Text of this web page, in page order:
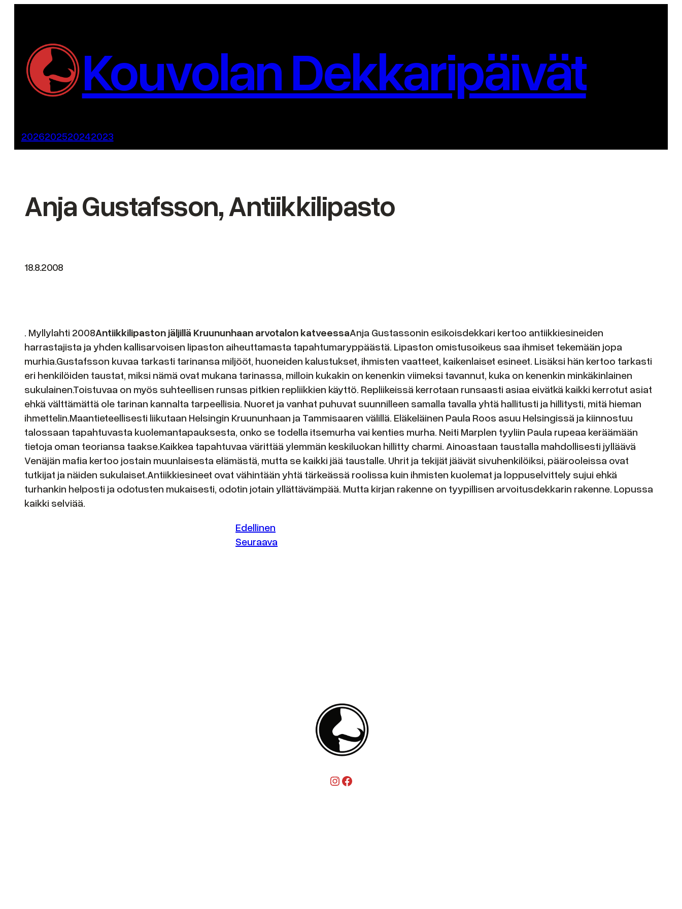
Kouvolan Dekkaripäivät
2026202520242023
Anja Gustafsson, Antiikkilipasto
18.8.2008
. Myllylahti 2008Antiikkilipaston jäljillä Kruununhaan arvotalon katveessaAnja Gustassonin esikoisdekkari kertoo antiikkiesineiden
harrastajista ja yhden kallisarvoisen lipaston aiheuttamasta tapahtumaryppäästä. Lipaston omistusoikeus saa ihmiset tekemään jopa
murhia.Gustafsson kuvaa tarkasti tarinansa miljööt, huoneiden kalustukset, ihmisten vaatteet, kaikenlaiset esineet. Lisäksi hän kertoo tarkasti
eri henkilöiden taustat, miksi nämä ovat mukana tarinassa, milloin kukakin on kenenkin viimeksi tavannut, kuka on kenenkin minkäkinlainen
sukulainen.Toistuvaa on myös suhteellisen runsas pitkien repliikkien käyttö. Repliikeissä kerrotaan runsaasti asiaa eivätkä kaikki kerrotut asiat
ehkä välttämättä ole tarinan kannalta tarpeellisia. Nuoret ja vanhat puhuvat suunnilleen samalla tavalla yhtä hallitusti ja hillitysti, mitä hieman
ihmettelin.Maantieteellisesti liikutaan Helsingin Kruununhaan ja Tammisaaren välillä. Eläkeläinen Paula Roos asuu Helsingissä ja kiinnostuu
talossaan tapahtuvasta kuolemantapauksesta, onko se todella itsemurha vai kenties murha. Neiti Marplen tyyliin Paula rupeaa keräämään
tietoja oman teoriansa taakse.Kaikkea tapahtuvaa värittää ylemmän keskiluokan hillitty charmi. Ainoastaan taustalla mahdollisesti jylläävä
Venäjän mafia kertoo jostain muunlaisesta elämästä, mutta se kaikki jää taustalle. Uhrit ja tekijät jäävät sivuhenkilöiksi, päärooleissa ovat
tutkijat ja näiden sukulaiset.Antiikkiesineet ovat vähintään yhtä tärkeässä roolissa kuin ihmisten kuolemat ja loppuselvittely sujui ehkä
turhankin helposti ja odotusten mukaisesti, odotin jotain yllättävämpää. Mutta kirjan rakenne on tyypillisen arvoitusdekkarin rakenne. Lopussa
kaikki selviää.
Edellinen
Seuraava
Instagram
Facebook